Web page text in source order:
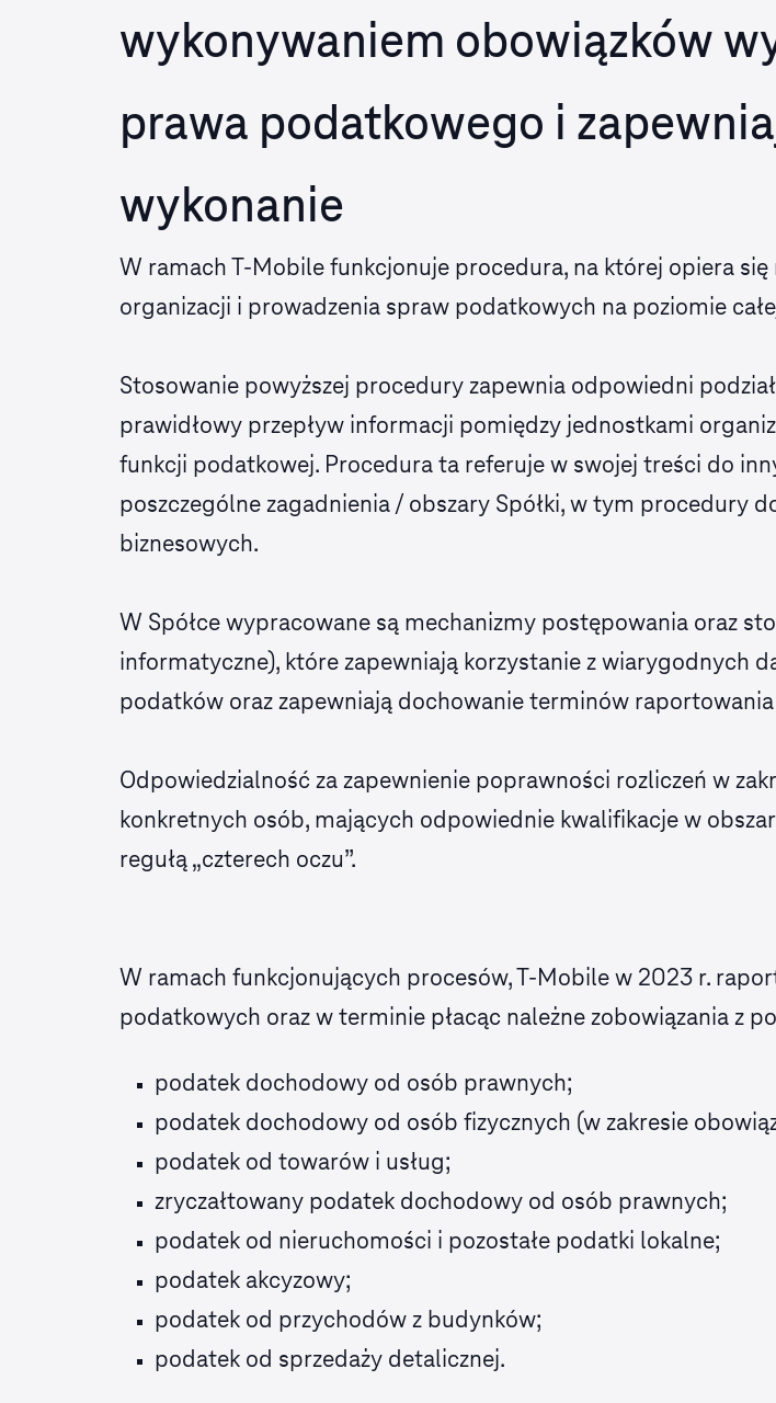
wykonywaniem obowiązków
prawa podatkowego i
wykonanie
W ramach T‑Mobile funkcjonuje procedura, na której opiera
organizacji i prowadzenia spraw podatkowych na poziomie
Stosowanie powyższej procedury zapewnia odpowiedni
prawidłowy przepływ informacji pomiędzy jednostkami
funkcji podatkowej. Procedura ta referuje w swojej treści do
poszczególne zagadnienia / obszary Spółki, w tym procedury
biznesowych.
W Spółce wypracowane są mechanizmy postępowania oraz
informatyczne), które zapewniają korzystanie z wiarygodnych
podatków oraz zapewniają dochowanie terminów
Odpowiedzialność za zapewnienie poprawności rozliczeń w
konkretnych osób, mających odpowiednie kwalifikacje w
regułą „czterech oczu”.
W ramach funkcjonujących procesów, T‑Mobile w 2023 r.
podatkowych oraz w terminie płacąc należne zobowiązania z
podatek dochodowy od osób prawnych;
podatek dochodowy od osób fizycznych (w zakresie
podatek od towarów i usług;
zryczałtowany podatek dochodowy od osób prawnych;
podatek od nieruchomości i pozostałe podatki lokalne;
podatek akcyzowy;
podatek od przychodów z budynków;
podatek od sprzedaży detalicznej.